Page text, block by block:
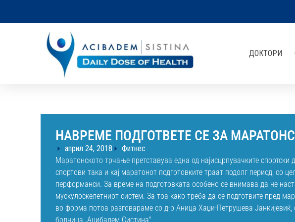
ДОКТОРИ
НАВРЕМЕ ПОДГОТВЕТЕ СЕ ЗА
април 24, 2018
Фитнес
Маратонското трчање претставува една од најисцрпувачките спортски
спортови така и кај маратонот подготовките траат подолг период, со
перформанси. За време на подготовката особено се внимава да не
мускулоскелетниот систем. За тоа како треба да се подготвите пред
во форма потоа разговараме со д-р Аница Хаџи-Петрушева Јанкијевиќ,
болница „Аџибадем Систина".